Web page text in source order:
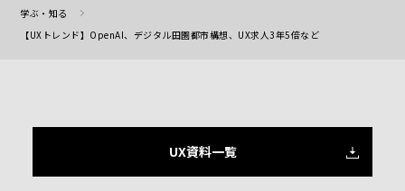
学ぶ・知る
【UXトレンド】OpenAI、デジタル田園都市構想、UX求人3年5倍など
UX資料一覧